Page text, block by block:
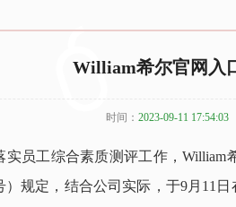
William希尔官网入
时间： 2023-09-11 17:54:03
实员工综合素质测评工作，
）规定，结合公司实际，于9月11